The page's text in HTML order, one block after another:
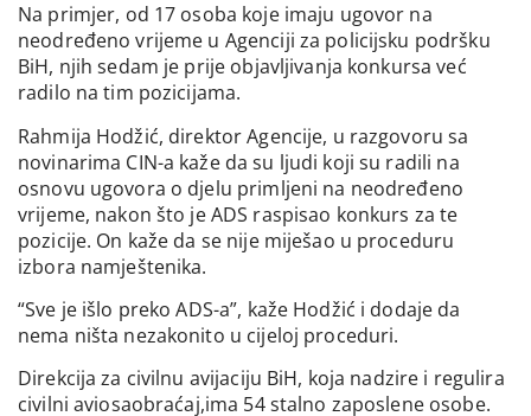
Na primjer, od 17 osoba koje imaju ugovor na
neodređeno vrijeme u Agenciji za policijsku podršku
BiH, njih sedam je prije objavljivanja konkursa već
radilo na tim pozicijama.
Rahmija Hodžić, direktor Agencije, u razgovoru sa
novinarima CIN-a kaže da su ljudi koji su radili na
osnovu ugovora o djelu primljeni na neodređeno
vrijeme, nakon što je ADS raspisao konkurs za te
pozicije. On kaže da se nije miješao u proceduru
izbora namještenika.
“Sve je išlo preko ADS-a”, kaže Hodžić i dodaje da
nema ništa nezakonito u cijeloj proceduri.
Direkcija za civilnu avijaciju BiH, koja nadzire i regulira
civilni aviosaobraćaj,ima 54 stalno zaposlene osobe.